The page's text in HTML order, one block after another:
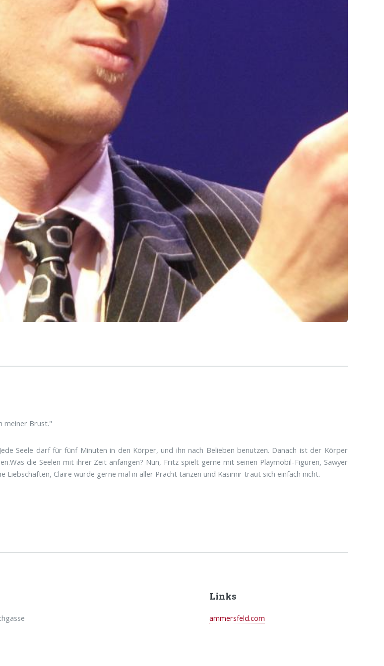
meiner Brust."
Seele darf für fünf Minuten in den Körper, und ihn nach Belieben benutzen. Danach ist der Körper
die Seelen mit ihrer Zeit anfangen? Nun, Fritz spielt gerne mit seinen Playmobil-Figuren, Sawyer
Liebschaften, Claire würde gerne mal in aller Pracht tanzen und Kasimir traut sich einfach nicht.
Links
ammersfeld.com